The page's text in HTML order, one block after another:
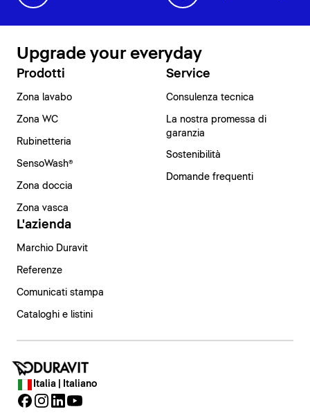
Upgrade your everyday
Prodotti
Zona lavabo
Zona WC
Rubinetteria
SensoWash®
Zona doccia
Zona vasca
Service
Consulenza tecnica
La nostra promessa di
garanzia
Sostenibilità
Domande frequenti
L'azienda
Marchio Duravit
Referenze
Comunicati stampa
Cataloghi e listini
Italia | Italiano